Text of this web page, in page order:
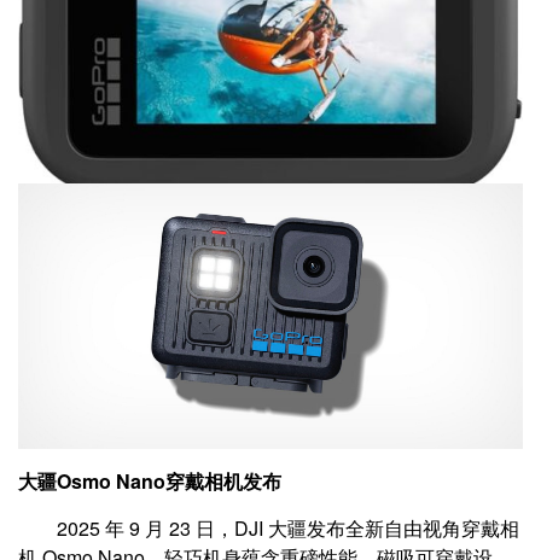
大疆Osmo Nano穿戴相机发布
2025 年 9 月 23 日，DJI 大疆发布全新自由视角穿戴相